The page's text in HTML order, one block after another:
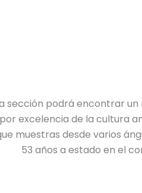
sección podrá encontrar
excelencia de la cultura
muestras desde varios
53 años a estado en el